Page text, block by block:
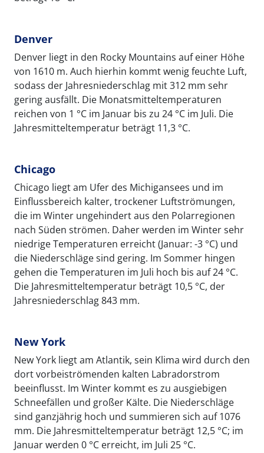
Denver
Denver liegt in den Rocky Mountains auf einer Höhe
von 1610 m. Auch hierhin kommt wenig feuchte Luft,
sodass der Jahresniederschlag mit 312 mm sehr
gering ausfällt. Die Monatsmitteltemperaturen
reichen von 1 °C im Januar bis zu 24 °C im Juli. Die
Jahresmitteltemperatur beträgt 11,3 °C.
Chicago
Chicago liegt am Ufer des Michigansees und im
Einflussbereich kalter, trockener Luftströmungen,
die im Winter ungehindert aus den Polarregionen
nach Süden strömen. Daher werden im Winter sehr
niedrige Temperaturen erreicht (Januar: -3 °C) und
die Niederschläge sind gering. Im Sommer hingen
gehen die Temperaturen im Juli hoch bis auf 24 °C.
Die Jahresmitteltemperatur beträgt 10,5 °C, der
Jahresniederschlag 843 mm.
New York
New York liegt am Atlantik, sein Klima wird durch den
dort vorbeiströmenden kalten Labradorstrom
beeinflusst. Im Winter kommt es zu ausgiebigen
Schneefällen und großer Kälte. Die Niederschläge
sind ganzjährig hoch und summieren sich auf 1076
mm. Die Jahresmitteltemperatur beträgt 12,5 °C; im
Januar werden 0 °C erreicht, im Juli 25 °C.